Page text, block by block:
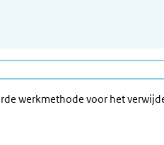
werkmethode voor het